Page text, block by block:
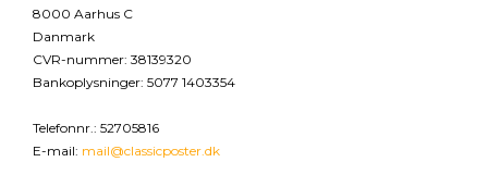
8000 Aarhus C
Danmark
CVR-nummer: 38139320
Bankoplysninger: 5077 1403354
Telefonnr.: 52705816
E-mail: mail@classicposter.dk